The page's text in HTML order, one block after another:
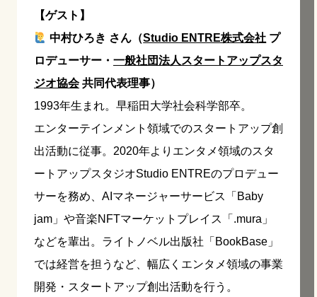
【ゲスト】
中村ひろき さん（Studio ENTRE株式会社 プ
ロデューサー・ 一般社団法人スタートアップスタ
ジオ協会共同代表理事）
1993年生まれ。早稲田大学社会科学部卒。
エンターテインメント領域でのスタートアップ創
出活動に従事。2020年よりエンタメ領域のスタ
ートアップスタジオStudio ENTREのプロデュー
サーを務め、AIマネージャーサービス「Baby
jam」や音楽NFTマーケットプレイス「.mura」
などを輩出。ライトノベル出版社「BookBase」
では経営を担うなど、幅広くエンタメ領域の事業
開発・スタートアップ創出活動を行う。